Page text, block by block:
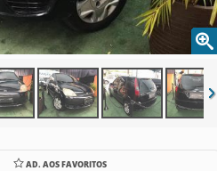
AD. AOS FAVORITOS